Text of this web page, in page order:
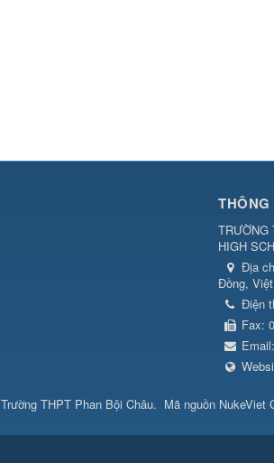
TRƯỜNG
HIGH
Địa
Đồng,
Điện
Fax:
Email:
Trường THPT Phan Bội Châu. Mã nguồn NukeViet